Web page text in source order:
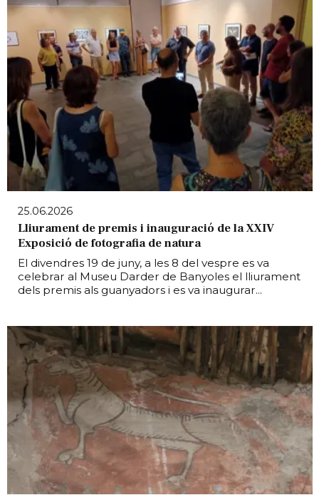
25.06.2026
Lliurament de premis i inauguració de la XXIV
Exposició de fotografia de natura
El divendres 19 de juny, a les 8 del vespre es va
celebrar al Museu Darder de Banyoles el lliurament
dels premis als guanyadors i es va inaugurar...